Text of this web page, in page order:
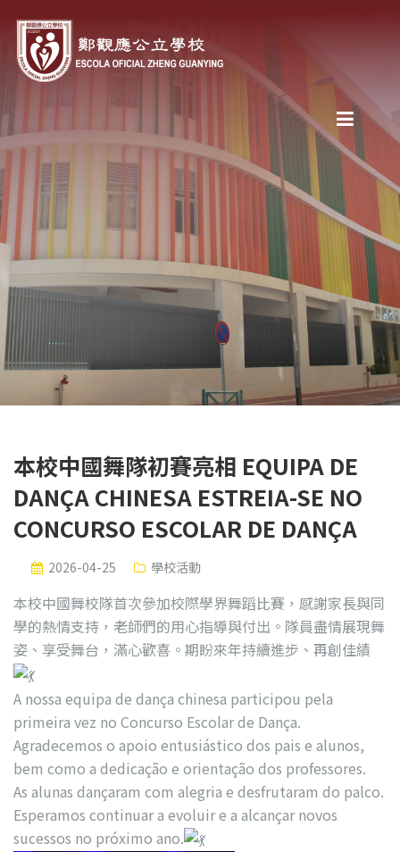
本校中國舞隊初賽亮相 EQUIPA DE
DANÇA CHINESA ESTREIA-SE NO
CONCURSO ESCOLAR DE DANÇA
2026-04-25 學校活動
本校中國舞校隊首次參加校際學界舞蹈比賽，感謝家長與同
學的熱情支持，老師們的用心指導與付出。隊員盡情展現舞
姿、享受舞台，滿心歡喜。期盼來年持續進步、再創佳績
A nossa equipa de dança chinesa participou pela
primeira vez no Concurso Escolar de Dança.
Agradecemos o apoio entusiástico dos pais e alunos,
bem como a dedicação e orientação dos professores.
As alunas dançaram com alegria e desfrutaram do palco.
Esperamos continuar a evoluir e a alcançar novos
sucessos no próximo ano.